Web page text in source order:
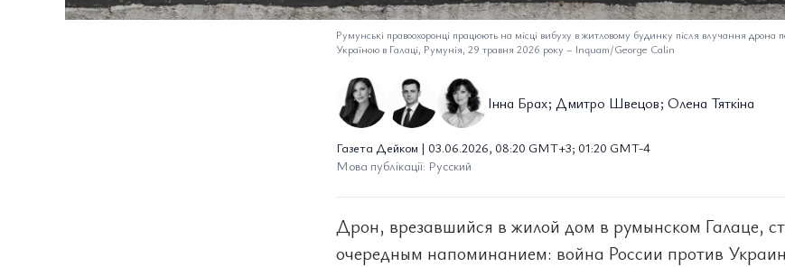
Румунські правоохоронці працюють на місці вибуху в житловому будинку після влучання дрона
Україною в Галаці, Румунія, 29 травня 2026 року – Inquam/George Calin
Інна Брах; Дмитро Швецов; Олена Тяткіна
Газета Дейком | 03.06.2026, 08:20 GMT+3; 01:20 GMT-4
Мова публікації: Русский
Дрон, врезавшийся в жилой дом в румынском Галаце,
очередным напоминанием: война России против